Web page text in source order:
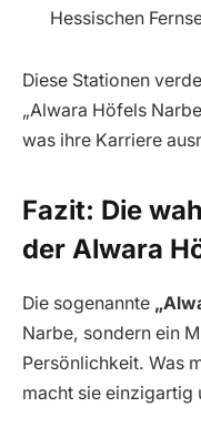
Hessischen
Diese Stationen
„Alwara Höfels
was ihre Karriere
Fazit: Die
der Alwara
Die sogenannte
Narbe, sondern ein
Persönlichkeit. Was
macht sie einzigartig